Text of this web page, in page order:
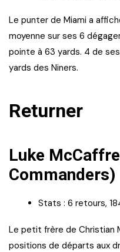
Le punter de Miami a
moyenne sur ses 6
pointe à 63 yards. 4 de
yards des Niners.
Returner
Luke
Commanders)
Stats : 6 retours,
Le petit frère de Christian
positions de départs aux